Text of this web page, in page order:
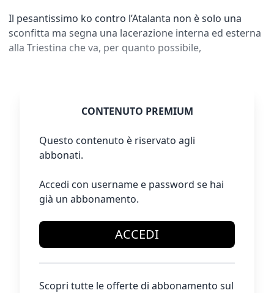
Il pesantissimo ko contro l’Atalanta non è solo una
sconfitta ma segna una lacerazione interna ed esterna
alla Triestina che va, per quanto possibile,
CONTENUTO PREMIUM
Questo contenuto è riservato agli
abbonati.
Accedi con username e password se hai
già un abbonamento.
ACCEDI
Scopri tutte le offerte di abbonamento sul